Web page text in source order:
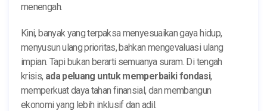
menengah.
Kini, banyak yang terpaksa menyesuaikan gaya hidup,
menyusun ulang prioritas, bahkan mengevaluasi ulang
impian. Tapi bukan berarti semuanya suram. Di tengah
krisis, ada peluang untuk memperbaiki fondasi,
memperkuat daya tahan finansial, dan membangun
ekonomi yang lebih inklusif dan adil.